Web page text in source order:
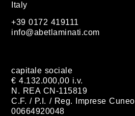
Italy
+39 0172 419111
info@abetlaminati.com
capitale sociale
€ 4.132.000,00 i.v.
N. REA CN-115819
C.F. / P.I. / Reg. Imprese Cuneo
00664920048